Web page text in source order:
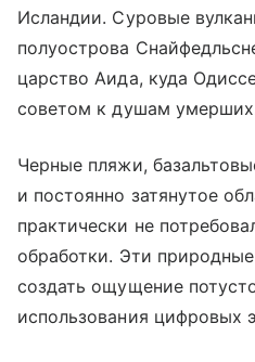
Исландии. Суровые
полуострова
царство Аида, куда
советом к душам
Черные пляжи,
и постоянно затянутое
практически не
обработки. Эти
создать ощущение
использования цифровых